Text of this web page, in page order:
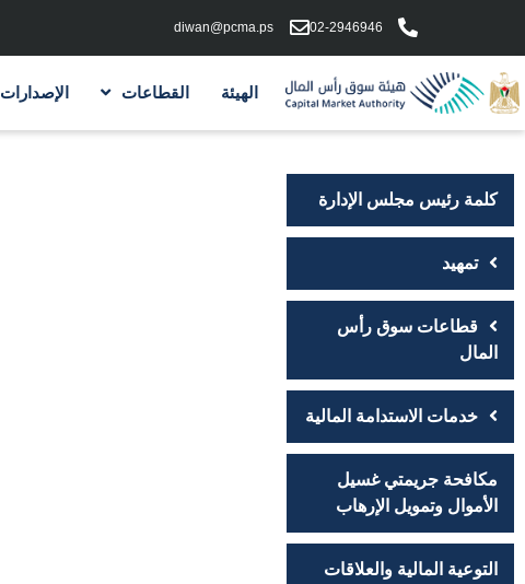
02-2946946
diwan@pcma.ps
الهيئة القطاعات الإصدارات
كلمة رئيس مجلس الإدارة
تمهيد
قطاعات سوق رأس
المال
خدمات الاستدامة المالية
مكافحة جريمتي غسيل
الأموال وتمويل الإرهاب
التوعية المالية والعلاقات